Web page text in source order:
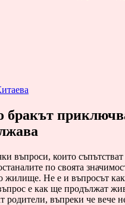
бракът
въпроси, които
по своята
жилище. Не е и въпросът
е как ще продължат
родители, въпреки че вече